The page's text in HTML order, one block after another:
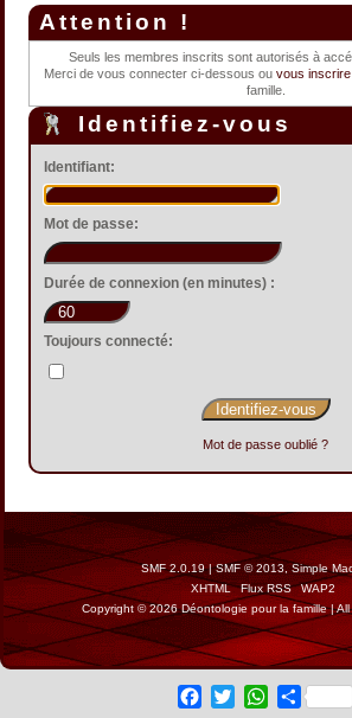
Attention !
Seuls les membres inscrits sont autorisés à
Merci de vous connecter ci-dessous ou vous inscrire
famille.
Identifiez-vous
Identifiant:
Mot de passe:
Durée de connexion (en minutes) :
Toujours connecté:
Mot de passe oublié ?
SMF 2.0.19|SMF © 2013, Simple
XHTML
Flux RSS
WAP2
Copyright © 2026 Déontologie pour la famille | All
Facebook
Twitter WhatsApp
Share